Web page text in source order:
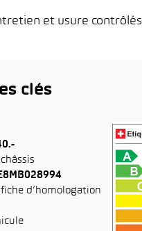
et usure contrôlés
clés
d’homologation